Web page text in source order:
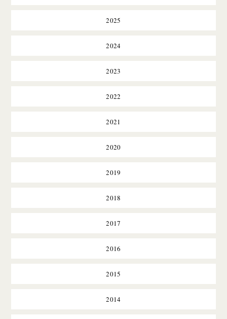
2025
2024
2023
2022
2021
2020
2019
2018
2017
2016
2015
2014